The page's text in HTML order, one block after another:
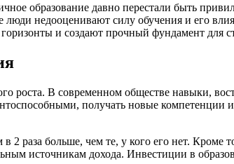
образование давно перестали быть
люди недооценивают силу обучения и его
и создают прочный фундамент для
роста. В современном обществе навыки,
получать новые компетенции
раза больше, чем те, у кого его нет. Кроме
источникам дохода. Инвестиции в